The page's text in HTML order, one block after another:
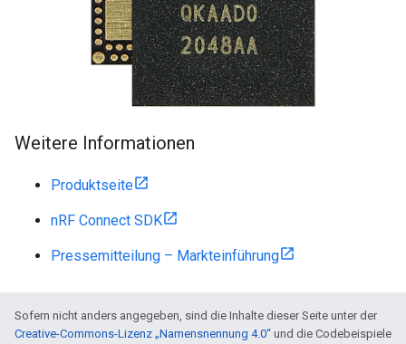
Weitere Informationen
Produktseite
nRF Connect SDK
Pressemitteilung – Markteinführung
Sofern nicht anders angegeben, sind die Inhalte dieser Seite unter der
Creative-Commons-Lizenz „Namensnennung 4.0“ und die Codebeispiele